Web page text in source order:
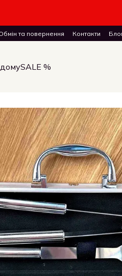
та повернення Контакти
купівлю-продаж і доставку
SALE %